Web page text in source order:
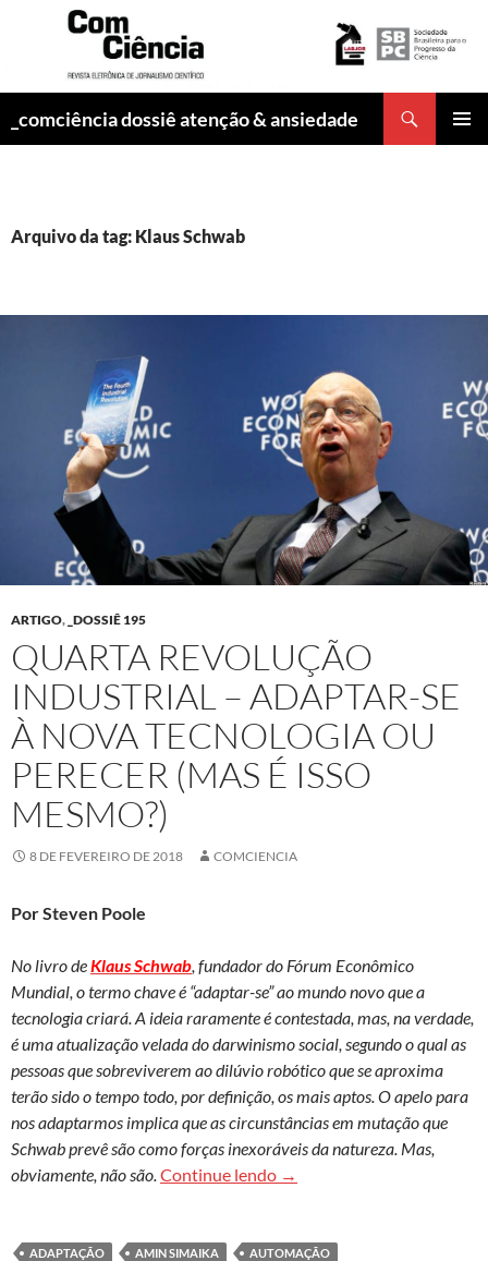
_comciência dossiê atenção & ansiedade
Arquivo da tag: Klaus Schwab
ARTIGO, _DOSSIÊ 195
QUARTA REVOLUÇÃO
INDUSTRIAL – ADAPTAR-SE
À NOVA TECNOLOGIA OU
PERECER (MAS É ISSO
MESMO?)
8 DE FEVEREIRO DE 2018 COMCIENCIA
Por Steven Poole
No livro deKlaus Schwab, fundador do Fórum Econômico
Mundial, o termo chave é “adaptar-se” ao mundo novo que a
tecnologia criará. A ideia raramente é contestada, mas, na verdade,
é uma atualização velada do darwinismo social, segundo o qual as
pessoas que sobreviverem ao dilúvio robótico que se aproxima
terão sido o tempo todo, por definição, os mais aptos. O apelo para
nos adaptarmos implica que as circunstâncias em mutação que
Schwab prevê são como forças inexoráveis da natureza. Mas,
obviamente, não são.Continue lendo Quarta revolução industrial
→
ADAPTAÇÃO AMIN SIMAIKA
AUTOMAÇÃO